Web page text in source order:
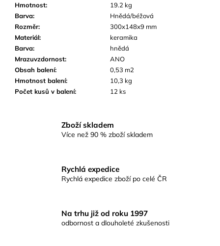
Hmotnost:
19.2 kg
Barva:
Hnědá/béžová
Rozměr:
300x148x9 mm
Materiál:
keramika
Barva:
hnědá
Mrazuvzdornost:
ANO
Obsah balení:
0,53 m2
Hmotnost balení:
10,3 kg
Počet kusů v balení: 12 ks
Zboží skladem
Více než 90 % zboží skladem
Rychlá expedice
Rychlá expedice zboží po celé ČR
Na trhu již od roku 1997
odbornost a dlouholeté zkušenosti
WHITE
60X60
CM
(59,7X59,7
CM)
499
Kč